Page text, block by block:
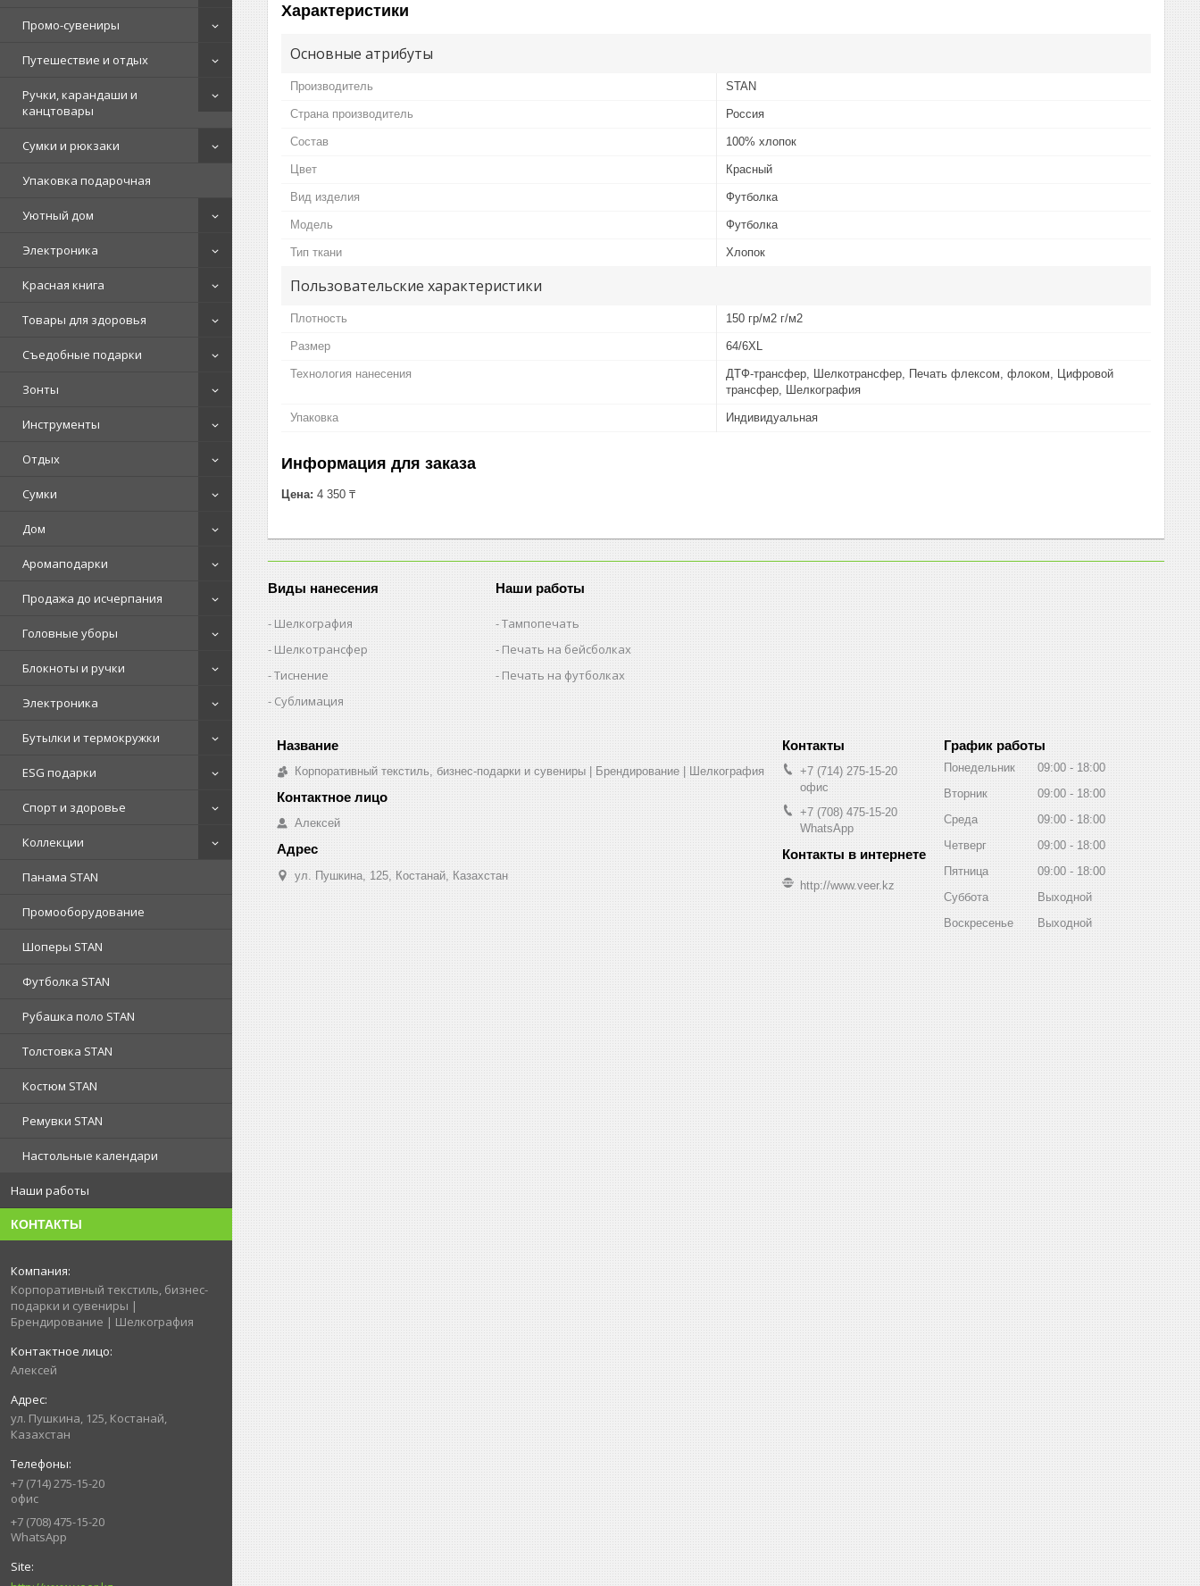
Промо-сувениры
Путешествие и отдых
Ручки, карандаши и
канцтовары
Сумки и рюкзаки
Упаковка подарочная
Уютный дом
Электроника
Красная книга
Товары для здоровья
Съедобные подарки
Зонты
Инструменты
Отдых
Сумки
Дом
Аромаподарки
Продажа до исчерпания
Головные уборы
Блокноты и ручки
Электроника
Бутылки и термокружки
ESG подарки
Спорт и здоровье
Коллекции
Панама STAN
Промооборудование
Шоперы STAN
Футболка STAN
Рубашка поло STAN
Толстовка STAN
Костюм STAN
Ремувки STAN
Настольные календари
Наши работы
КОНТАКТЫ
Корпоративный текстиль, бизнес-
подарки и сувениры |
Брендирование | Шелкография
Алексей
ул. Пушкина, 125, Костанай,
Казахстан
+7 (714) 275-15-20
офис
+7 (708) 475-15-20
WhatsApp
Характеристики
Основные атрибуты
Производитель STAN
Страна производитель Россия
Состав 100% хлопок
Цвет Красный
Вид изделия Футболка
Мoдель Футболка
Тип ткани Хлопок
Пользовательские характеристики
Плотность 150 гр/м2 г/м2
Размер 64/6XL
Технология нанесения
ДТФ-трансфер, Шелкотрансфер, Печать флексом, флоком, Цифровой
трансфер, Шелкография
Упаковка Индивидуальная
Информация для заказа
Цена: 4 350 ₸
Виды нанесения
Шелкография
Шелкотрансфер
Тиснение
Сублимация
Наши работы
Тампопечать
Печать на бейсболках
Печать на футболках
Корпоративный текстиль, бизнес-подарки и сувениры | Брендирование | Шелкография
Алексей
ул. Пушкина, 125, Костанай, Казахстан
+7 (714) 275-15-20
офис
+7 (708) 475-15-20
WhatsApp
http://www.veer.kz
График работы
Понедельник 09:00
18:00
Вторник
09:00
18:00
Среда
09:00
18:00
Четверг
09:00
18:00
Пятница
09:00
18:00
Суббота
Выходной
Воскресенье
Выходной